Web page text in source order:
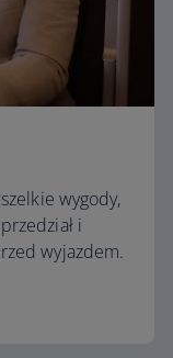
wygody,
i
wyjazdem.